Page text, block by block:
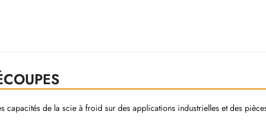
capacités de la scie à froid sur des applications industrielles et des